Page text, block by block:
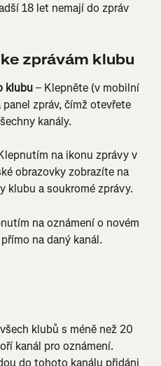
18 let nemají do zpráv
zprávám klubu
klubu – Klepněte (v mobilní
zpráv, čímž otevřete
kanály.
na ikonu zprávy v
obrazovky zobrazíte na
klubu a soukromé zprávy.
na oznámení o novém
na daný kanál.
klubů s méně než 20
kanál pro oznámení.